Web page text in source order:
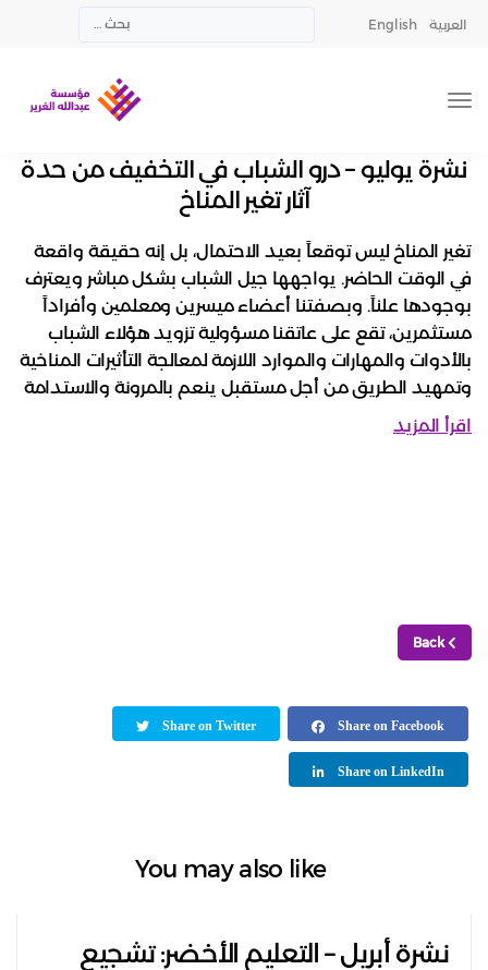
العربية English
نشرة يوليو – درو الشباب في التخفيف من حدة
آثار تغير المناخ
تغير المناخ ليس توقعاً بعيد الاحتمال، بل إنه حقيقة واقعة
في الوقت الحاضر. يواجهها جيل الشباب بشكل مباشر ويعترف
بوجودها علناً. وبصفتنا أعضاء ميسرين ومعلمين وأفراداً
مستثمرين، تقع على عاتقنا مسؤولية تزويد هؤلاء الشباب
بالأدوات والمهارات والموارد اللازمة لمعالجة التأثيرات المناخية
وتمهيد الطريق من أجل مستقبل ينعم بالمرونة والاستدامة
اقرأ المزيد
Back
Share on Facebook
Share on Twitter
Share on LinkedIn
You may also like
نشرة أبريل – التعليم الأخضر: تشجيع